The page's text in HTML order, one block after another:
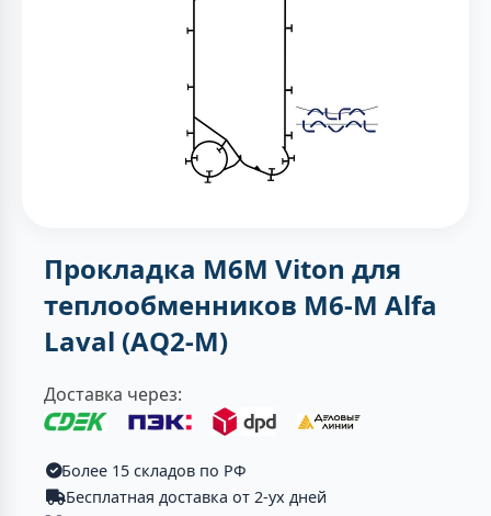
Прокладка M6M Viton для
теплообменников M6-M Alfa
Laval (AQ2-M)
Доставка через:
Более 15 складов по РФ
Бесплатная доставка от 2-ух дней